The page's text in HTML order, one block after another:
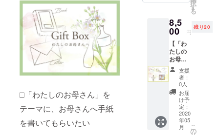
□「わたしのお母さん」を
テーマに、お母さんへ手紙
を書いてもらいたい
謝のお
手紙/お
手紙を
書くた
めの
ワーク
シート
郵送：4
月上旬
当日の
レポー
トは
メール
にてお
送り致
OK わた
しのお
母さ
ん』 当
プロ
ジェク
トの企
画意
図、背
景を記
載。 そ
して、
「1対1
の母の
日では
なく
す。 お
母さん
に、当
日まで
の時間
もワク
ワクし
ていた
だける
ような
仕掛け
も...。
②お母
さん宛
てに書
をご記
さい。
①展示
会への
招待状
を郵送
展示会
「わた
しのお
母さ
ん」へ
の招待
状を、
参加し
てくだ
さる皆
択
す
る
8,5
00 円
残り20
【「わ
たしの
お母さ
ん」参
加プラ
ン】 ご
兄弟で
参加さ
れる場
合は、
備考欄
に「兄
支援
者：
0人
お届
け予
定：
2020
年05
月
こ
の